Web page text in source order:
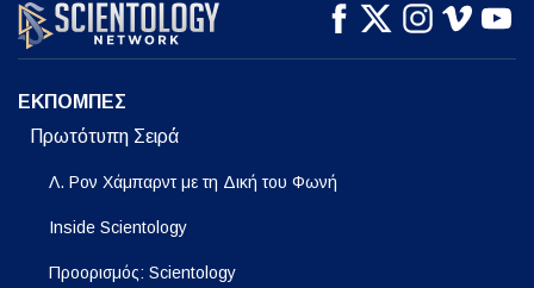
ΠΑΡΑΚΟΛΟΥΘΗΣΤΕ ΠΑΡΑΚΟΛΟΥΘΗΣΤΕ
ΕΞΕΡΕΥΝΗΣΤΕ ΤΗ
ΣΕΙΡΑ
ΕΚΠΟΜΠΕΣ
Πρωτότυπη Σειρά
Λ. Ρον Χάμπαρντ με τη Δική του Φωνή
Inside Scientology
Προορισμός: Scientology